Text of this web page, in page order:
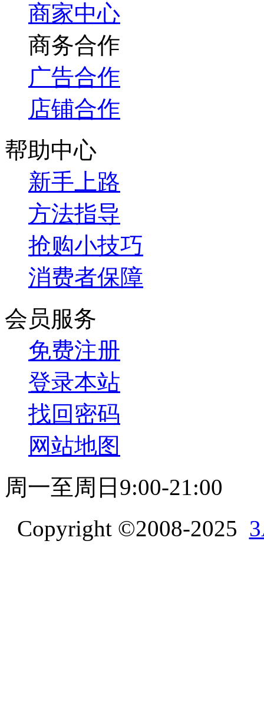
商家中心
商务合作
广告合作
店铺合作
帮助中心
新手上路
方法指导
抢购小技巧
消费者保障
会员服务
免费注册
登录本站
找回密码
网站地图
周一至周日9:00-21:00
Copyright ©2008-2025